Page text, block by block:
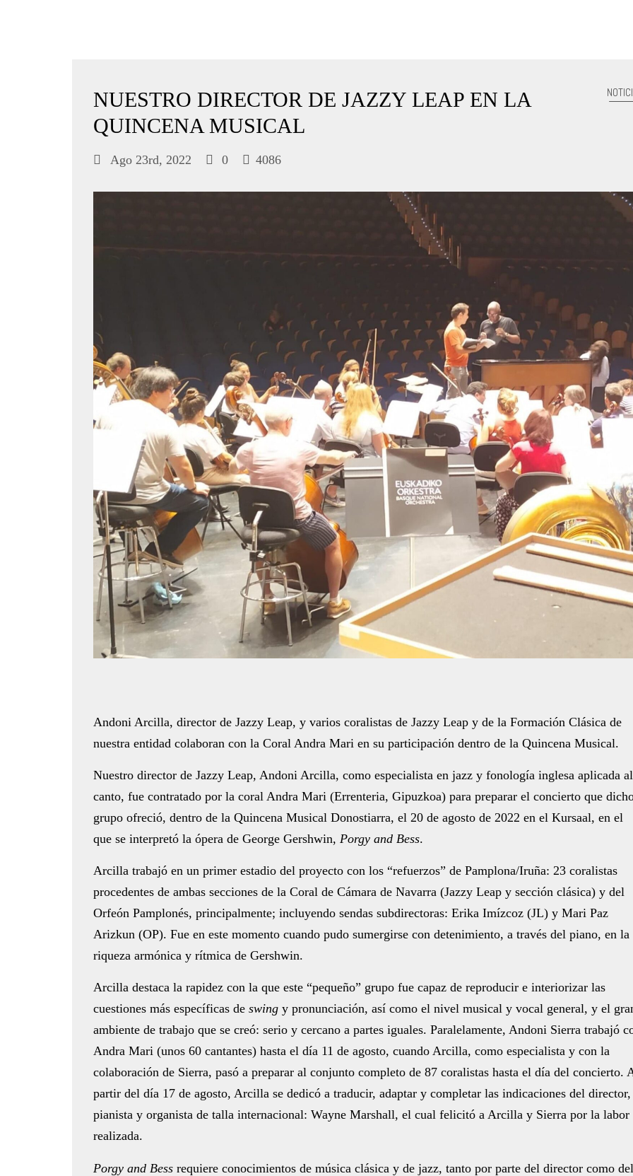
NUESTRO DIRECTOR DE JAZZY LEAP EN LA
QUINCENA MUSICAL
Ago 23rd, 2022 0 4086
Andoni Arcilla, director de Jazzy Leap, y varios coralistas de Jazzy Leap y de la Formación Clásica de
nuestra entidad colaboran con la Coral Andra Mari en su participación dentro de la Quincena Musical.
Nuestro director de Jazzy Leap, Andoni Arcilla, como especialista en jazz y fonología inglesa aplicada al
canto, fue contratado por la coral Andra Mari (Errenteria, Gipuzkoa) para preparar el concierto que
grupo ofreció, dentro de la Quincena Musical Donostiarra, el 20 de agosto de 2022 en el Kursaal, en el
que se interpretó la ópera de George Gershwin, Porgy and Bess.
Arcilla trabajó en un primer estadio del proyecto con los “refuerzos” de Pamplona/Iruña: 23 coralistas
procedentes de ambas secciones de la Coral de Cámara de Navarra (Jazzy Leap y sección clásica) y del
Orfeón Pamplonés, principalmente; incluyendo sendas subdirectoras: Erika Imízcoz (JL) y Mari Paz
Arizkun (OP). Fue en este momento cuando pudo sumergirse con detenimiento, a través del piano, en la
riqueza armónica y rítmica de Gershwin.
Arcilla destaca la rapidez con la que este “pequeño” grupo fue capaz de reproducir e interiorizar las
cuestiones más específicas de swing y pronunciación, así como el nivel musical y vocal general, y el
ambiente de trabajo que se creó: serio y cercano a partes iguales. Paralelamente, Andoni Sierra trabajó
Andra Mari (unos 60 cantantes) hasta el día 11 de agosto, cuando Arcilla, como especialista y con la
colaboración de Sierra, pasó a preparar al conjunto completo de 87 coralistas hasta el día del concierto.
partir del día 17 de agosto, Arcilla se dedicó a traducir, adaptar y completar las indicaciones del director,
pianista y organista de talla internacional: Wayne Marshall, el cual felicitó a Arcilla y Sierra por la labor
realizada.
Porgy and Bess requiere conocimientos de música clásica y de jazz, tanto por parte del director como del